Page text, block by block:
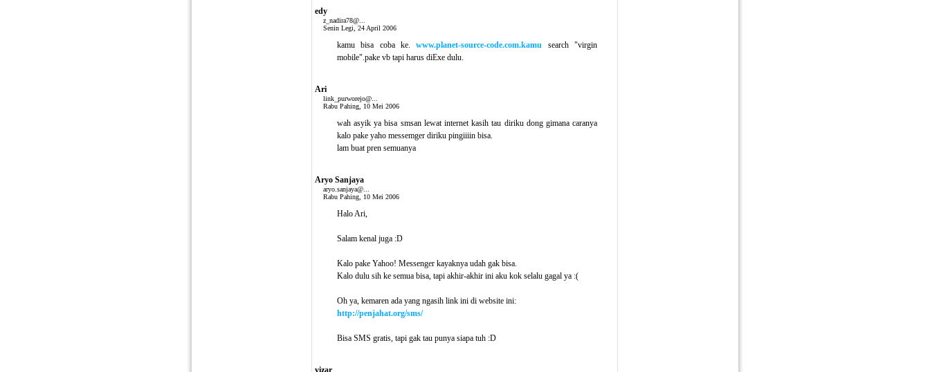
edy
z_nadira78@...
Senin Legi, 24 April 2006
kamu bisa coba ke.www.planet-source-code.com.kamu search "virgin
mobile".pake vb tapi harus diExe dulu.
Ari
link_purworejo@...
Rabu Pahing, 10 Mei 2006
wah asyik ya bisa smsan lewat internet kasih tau diriku dong gimana caranya
kalo pake yaho messemger diriku pingiiiin bisa.
lam buat pren semuanya
Aryo Sanjaya
aryo.sanjaya@...
Rabu Pahing, 10 Mei 2006
Halo Ari,
Salam kenal juga :D
Kalo pake Yahoo! Messenger kayaknya udah gak bisa.
Kalo dulu sih ke semua bisa, tapi akhir-akhir ini aku kok selalu gagal ya :(
Oh ya, kemaren ada yang ngasih link ini di website ini:
http://penjahat.org/sms/
Bisa SMS gratis, tapi gak tau punya siapa tuh :D
vizar